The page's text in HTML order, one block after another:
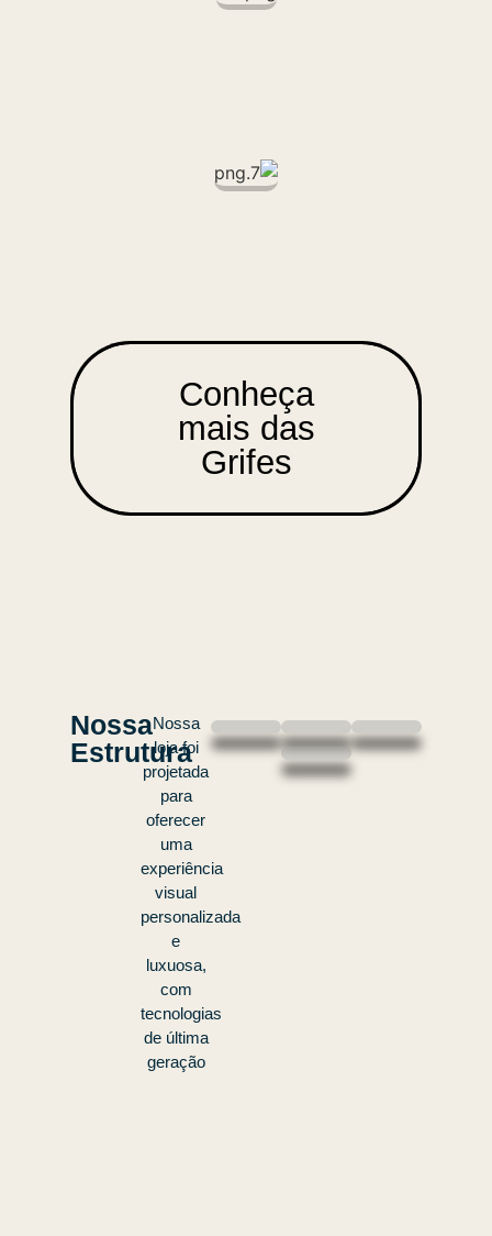
Conheça
mais das
Grifes
Nossa
Estrutura
Nossa
loja foi
projetada
para
oferecer
uma
experiência
visual
personalizada
e
luxuosa,
com
tecnologias
de última
geração